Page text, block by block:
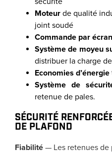
Moteur de qualité
joint soudé
Commande par
Système de moyeu
distribuer la charge
Economies d’énergie
Système de
retenue de pales.
SÉCURITÉ
DE PLAFOND
Fiabilité — Les retenues de